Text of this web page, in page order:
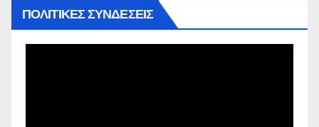
ΠΟΛΙΤΙΚΕΣ ΣΥΝΔΕΣΕΙΣ